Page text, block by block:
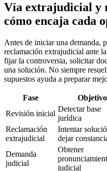
Vía extrajudicial y
cómo encaja cada
Antes de iniciar una demanda,
reclamación extrajudicial ante
fijar la controversia, solicitar
una solución. No siempre
supuestos ayuda a preparar
Fase Objetivo
Revisión inicial
Detectar base
jurídica
Reclamación
extrajudicial
Intentar
dejar
Demanda
judicial
Obtener
judicial